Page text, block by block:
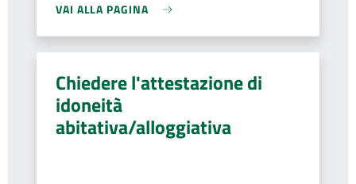
VAI ALLA PAGINA
Chiedere l'attestazione di
idoneità
abitativa/alloggiativa